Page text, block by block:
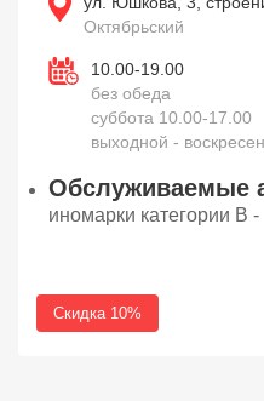
Октябрьский
10.00-19.00
без обеда
суббота 10.00-17.00
выходной -
Обслуживаемые
иномарки категории В -
Скидка 10%